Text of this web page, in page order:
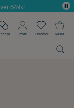
649kr
Profil Favoriter Kassa